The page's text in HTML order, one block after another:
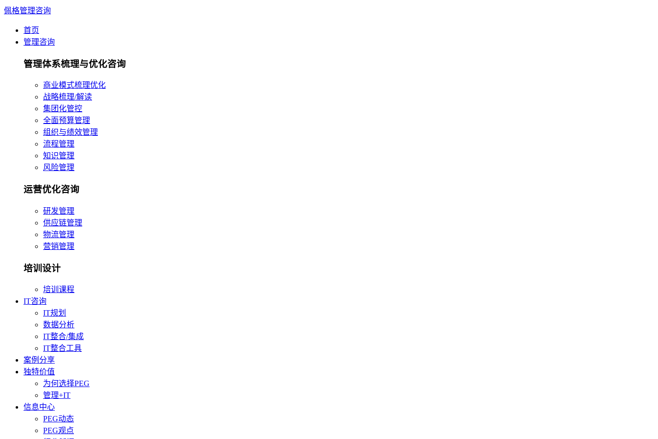
佩格管理咨询
首页
管理咨询
管理体系梳理与优化咨询
商业模式梳理优化
战略梳理/解读
集团化管控
全面预算管理
组织与绩效管理
流程管理
知识管理
风险管理
运营优化咨询
研发管理
供应链管理
物流管理
营销管理
培训设计
培训课程
IT咨询
IT规划
数据分析
IT整合/集成
IT整合工具
案例分享
独特价值
为何选择PEG
管理+IT
信息中心
PEG动态
PEG观点